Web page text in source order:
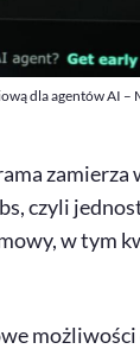
dla agentów AI
zamierza
czyli
w tym